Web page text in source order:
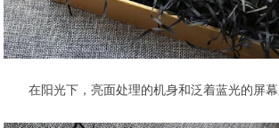
在阳光下，亮面处理的机身和泛着蓝光的屏幕